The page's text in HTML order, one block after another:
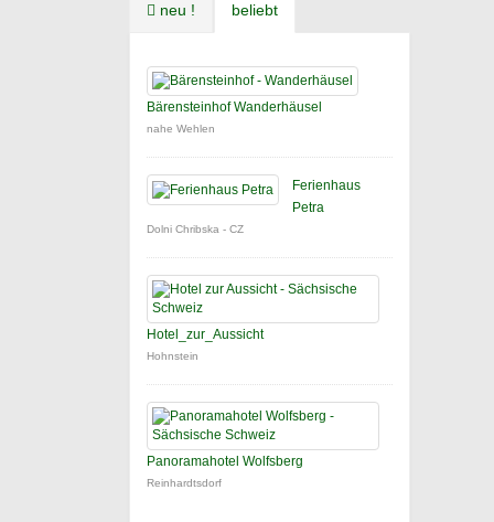
neu ! beliebt
Bärensteinhof Wanderhäusel
nahe Wehlen
Ferienhaus
Petra
Dolni Chribska - CZ
Hotel_zur_Aussicht
Hohnstein
Panoramahotel Wolfsberg
Reinhardtsdorf